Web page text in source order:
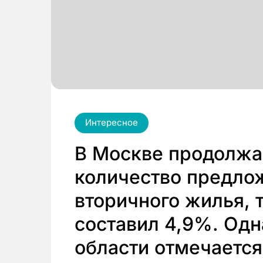
Интересное
В Москве
количество
вторичного жилья,
составил 4,9%.
области